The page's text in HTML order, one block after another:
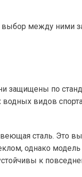
между ними
по
видов
сталь. Это
однако
к